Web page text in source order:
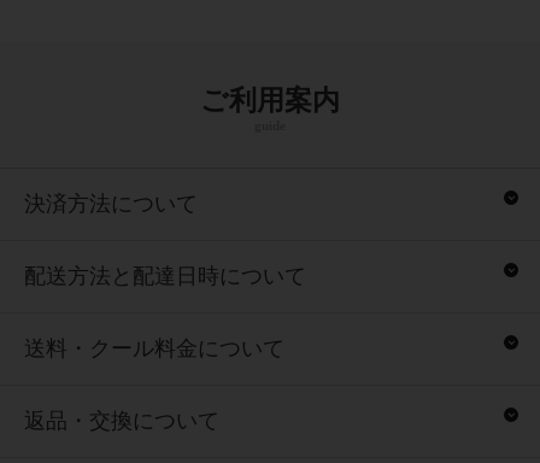
ご利用案内
決済方法について
配送方法と配達日時について
送料・クール料金について
返品・交換について